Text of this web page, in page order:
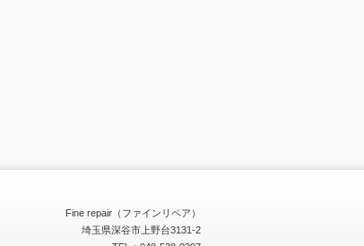
Fine repair（ファインリペア）
埼玉県深谷市上野台3131-2